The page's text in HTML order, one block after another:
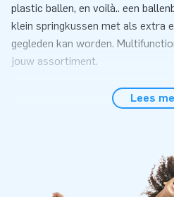
plastic ballen, en voilà.. een
klein springkussen met als extra
gegleden kan worden.
jouw assortiment.
Perfect om in te zetten
jubileum of andere feestelijke
Clownvis bestaat uit één deel,
gemakkelijk is. We leveren je dit
Lees